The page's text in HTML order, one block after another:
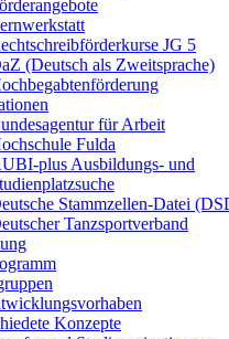
JG 5
(Deutsch als Zweitsprache)
für Arbeit
Fulda
plus Ausbildungs- und
Stammzellen-Datei
Tanzsportverband
Konzepte